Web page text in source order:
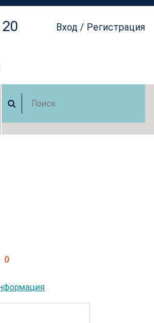
Вход / Регистрация